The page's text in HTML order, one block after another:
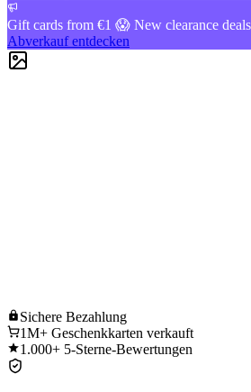
Gift cards from €1 😱 New clearance
Abverkauf entdecken
Sichere Bezahlung
1M+ Geschenkkarten verkauft
1.000+ 5-Sterne-Bewertungen